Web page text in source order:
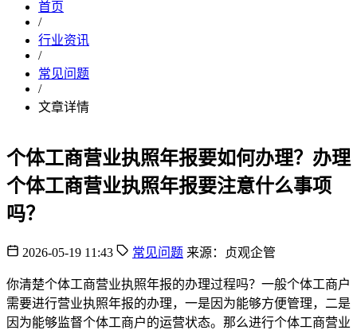
首页
/
行业资讯
/
常见问题
/
文章详情
个体工商营业执照年报要如何办理？办理
个体工商营业执照年报要注意什么事项
吗？
2026-05-19 11:43 常见问题 来源：贞观企管
你清楚个体工商营业执照年报的办理过程吗？一般个体工商户
需要进行营业执照年报的办理，一是因为能够方便管理，二是
因为能够监督个体工商户的运营状态。那么进行个体工商营业